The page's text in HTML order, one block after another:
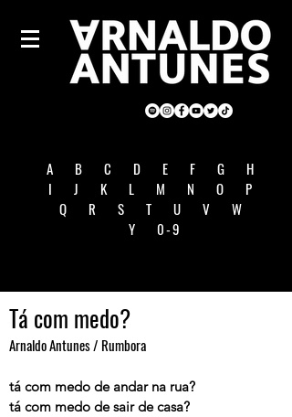
A B C D E F G
H
I
J K L M N O
P
Q
R S T U V
W
Y
0-9
Tá com medo?
Arnaldo Antunes / Rumbora
tá com medo de andar na rua?
tá com medo de sair de casa?